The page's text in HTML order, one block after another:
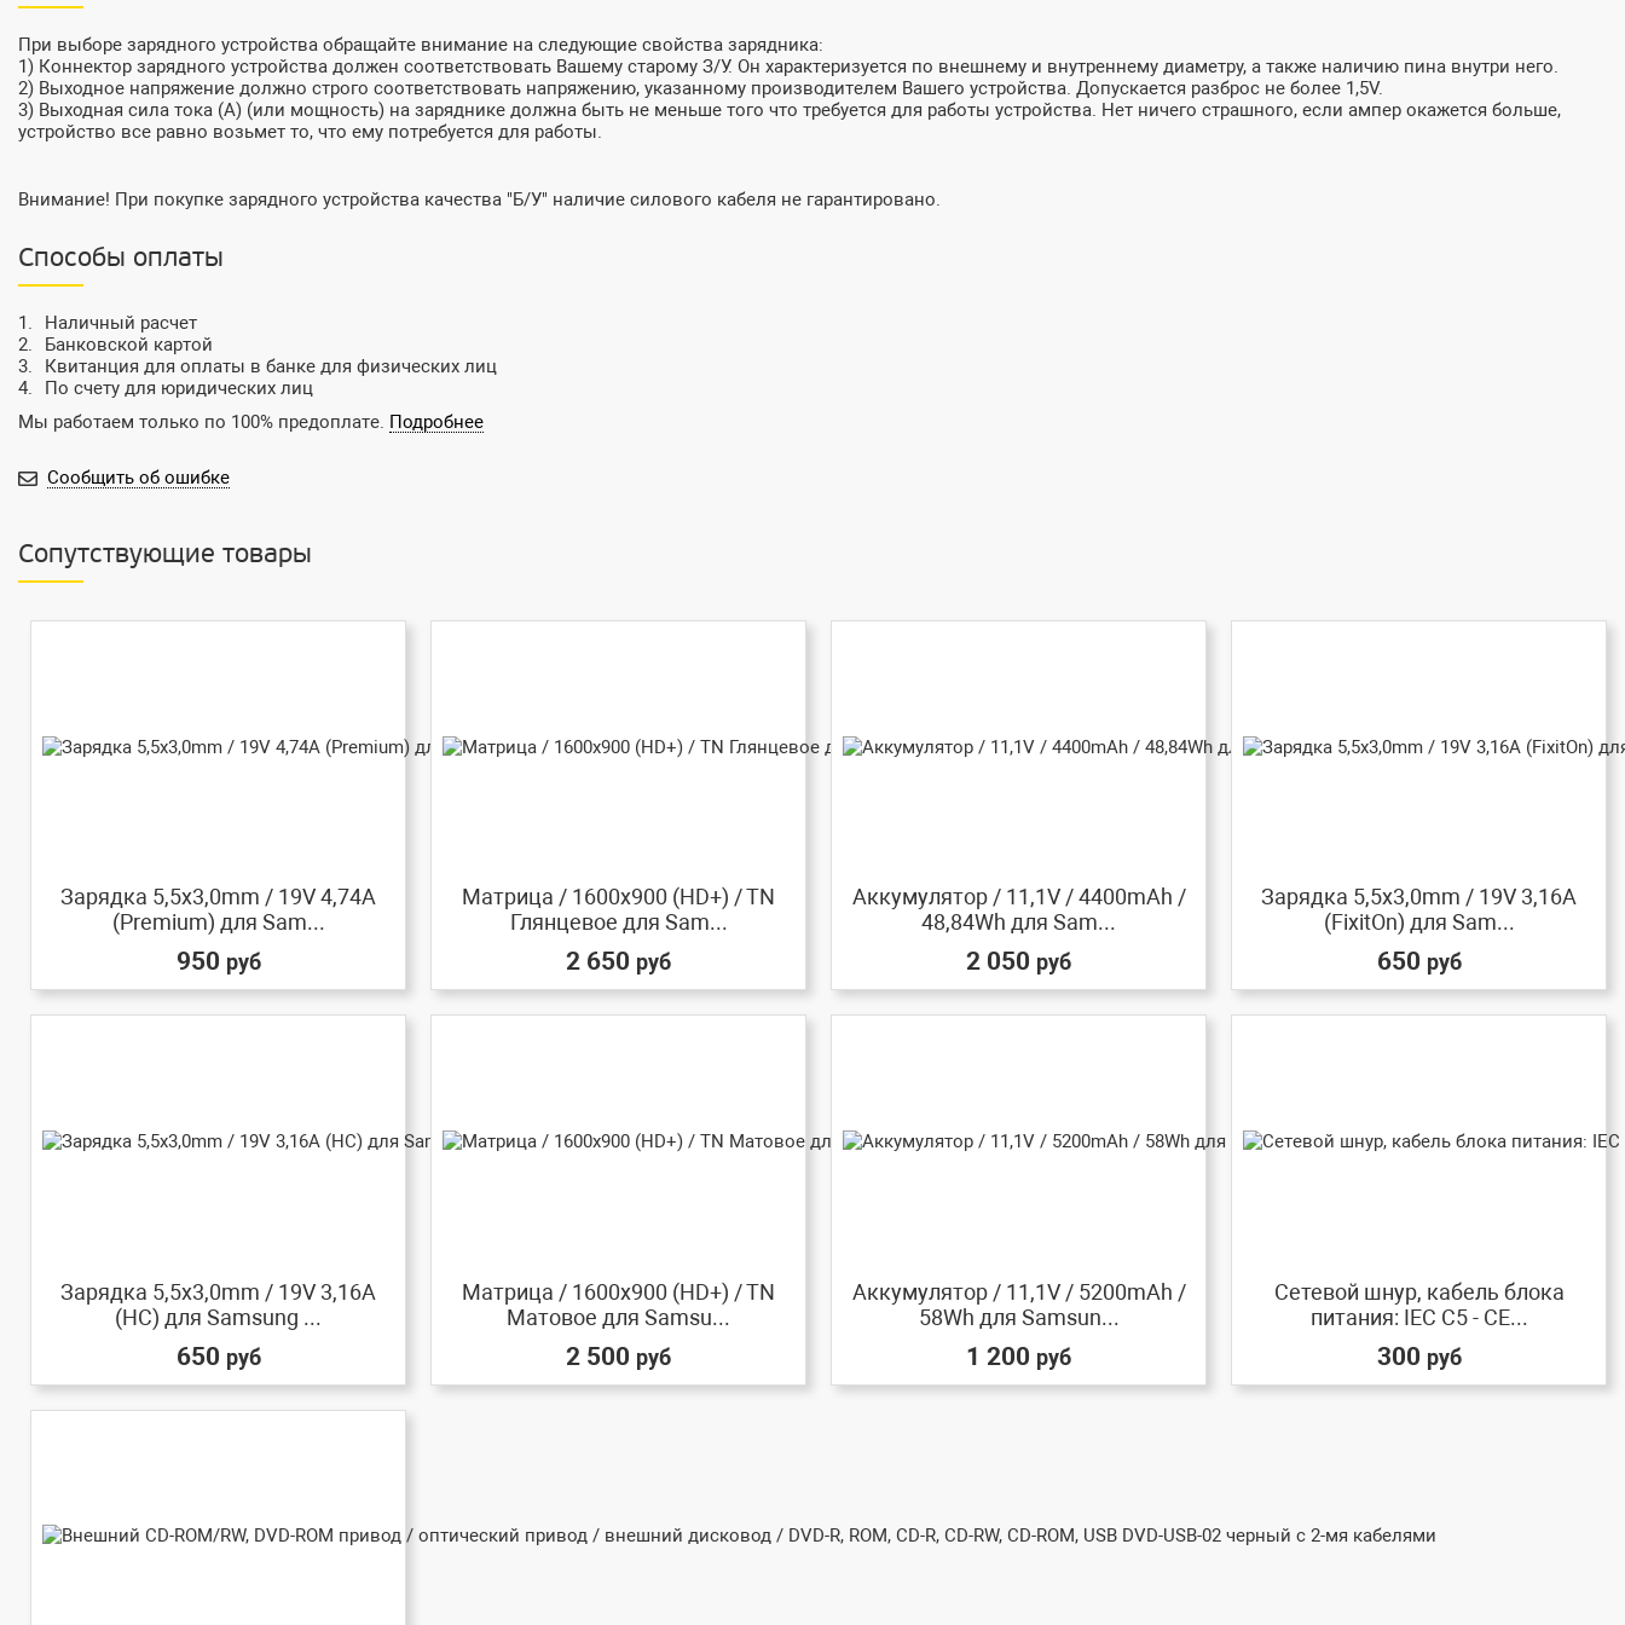
При выборе зарядного устройства обращайте внимание на следующие свойства зарядника:
1) Коннектор зарядного устройства должен соответствовать Вашему старому З/У. Он характеризуется по внешнему и внутреннему диаметру, а также наличию пина внутри него.
2) Выходное напряжение должно строго соответствовать напряжению, указанному производителем Вашего устройства. Допускается разброс не более 1,5V.
3) Выходная сила тока (А) (или мощность) на заряднике должна быть не меньше того что требуется для работы устройства. Нет ничего страшного, если ампер окажется больше,
устройство все равно возьмет то, что ему потребуется для работы.
Внимание! При покупке зарядного устройства качества "Б/У" наличие силового кабеля не гарантировано.
Способы оплаты
Наличный расчет
Банковской картой
Квитанция для оплаты в банке для физических лиц
По счету для юридических лиц
Мы работаем только по 100% предоплате. Подробнее
Сообщить об ошибке
Сопутствующие товары
Зарядка 5,5x3,0mm / 19V 4,74A
(Premium) для Sam...
950 руб
Матрица / 1600x900 (HD+) / TN
Глянцевое для Sam...
2 650 руб
Аккумулятор / 11,1V / 4400mAh /
48,84Wh для Sam...
2 050 руб
Зарядка 5,5x3,0mm / 19V 3,16A
(FixitOn) для Sam...
650 руб
Зарядка 5,5x3,0mm / 19V 3,16A
(HC) для Samsung ...
650 руб
Матрица / 1600x900 (HD+) / TN
Матовое для Samsu...
2 500 руб
Аккумулятор / 11,1V / 5200mAh /
58Wh для Samsun...
1 200 руб
Сетевой шнур, кабель блока
питания: IEC C5 - CE...
300 руб